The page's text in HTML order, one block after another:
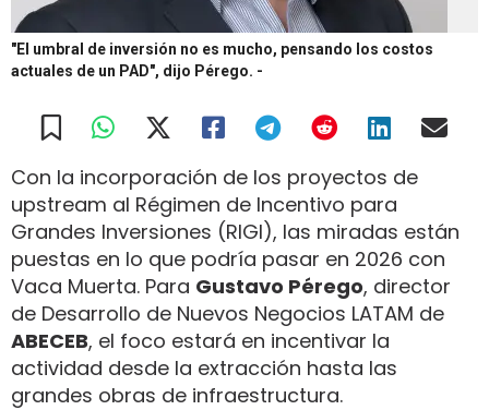
"El umbral de inversión no es mucho, pensando los costos
actuales de un PAD", dijo Pérego. -
Con la incorporación de los proyectos de
upstream al Régimen de Incentivo para
Grandes Inversiones (RIGI), las miradas están
puestas en lo que podría pasar en 2026 con
Vaca Muerta. Para Gustavo Pérego, director
de Desarrollo de Nuevos Negocios LATAM de
ABECEB, el foco estará en incentivar la
actividad desde la extracción hasta las
grandes obras de infraestructura.